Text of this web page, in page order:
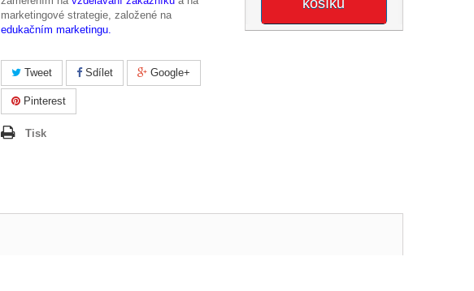
marketingové strategie, založené na
edukačním marketingu.
Tweet Sdílet Google+
Pinterest
Tisk
košíku